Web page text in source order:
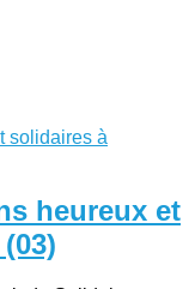
heureux et